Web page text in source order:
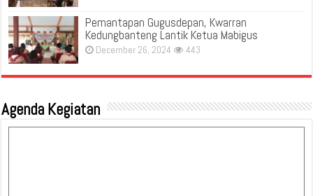
Pemantapan Gugusdepan, Kwarran
Kedungbanteng Lantik Ketua Mabigus
December 26, 2024 443
Agenda Kegiatan